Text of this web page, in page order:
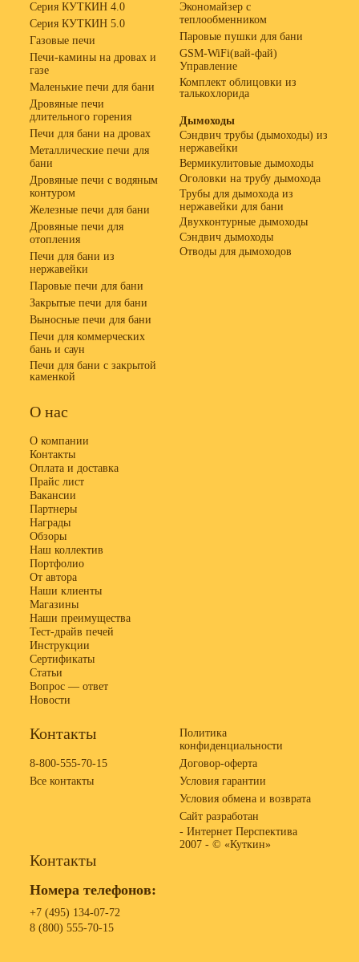
Серия КУТКИН 4.0
Серия КУТКИН 5.0
Газовые печи
Печи-камины на дровах и
газе
Маленькие печи для бани
Дровяные печи
длительного горения
Печи для бани на дровах
Металлические печи для
бани
Дровяные печи с водяным
контуром
Железные печи для бани
Дровяные печи для
отопления
Печи для бани из
нержавейки
Паровые печи для бани
Закрытые печи для бани
Выносные печи для бани
Печи для коммерческих
бань и саун
Печи для бани с закрытой
каменкой
Экономайзер с
теплообменником
Паровые пушки для бани
GSM-WiFi(вай-фай)
Управление
Комплект облицовки из
талькохлорида
Дымоходы
Сэндвич трубы (дымоходы) из
нержавейки
Вермикулитовые дымоходы
Оголовки на трубу дымохода
Трубы для дымохода из
нержавейки для бани
Двухконтурные дымоходы
Сэндвич дымоходы
Отводы для дымоходов
О нас
О компании
Контакты
Оплата и доставка
Прайс лист
Вакансии
Партнеры
Награды
Обзоры
Наш коллектив
Портфолио
От автора
Наши клиенты
Магазины
Наши преимущества
Тест-драйв печей
Инструкции
Сертификаты
Статьи
Вопрос — ответ
Новости
Контакты
8-800-555-70-15
Все контакты
Политика
конфиденциальности
Договор-оферта
Условия гарантии
Условия обмена и возврата
Сайт разработан
- Интернет Перспектива
2007 - © «Куткин»
Контакты
Номера телефонов:
+7 (495) 134-07-72
8 (800) 555-70-15